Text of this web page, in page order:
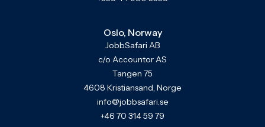
Oslo, Norway
JobbSafari AB
c/o Accountor AS
Tangen 75
4608 Kristiansand, Norge
info@jobbsafari.se
+46 70 314 59 79